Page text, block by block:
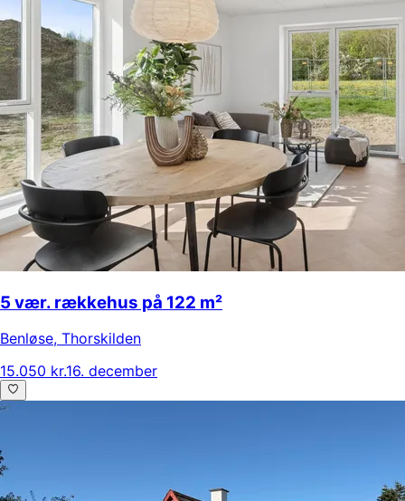
5 vær. rækkehus på 122 m²
Benløse, Thorskilden
15.050 kr.16. december